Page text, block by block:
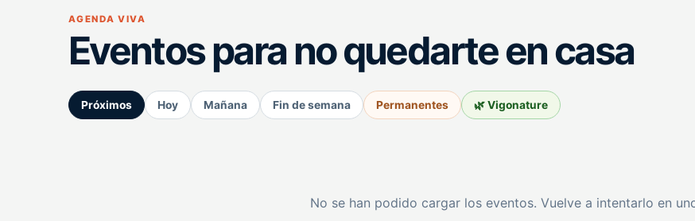
AGENDA VIVA
Eventos para no quedarte en casa
Próximos Hoy Mañana Fin de semana Permanentes 🌿 Vigonature
No se han podido cargar los eventos. Vuelve a intentarlo en